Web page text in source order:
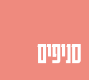
סניפים